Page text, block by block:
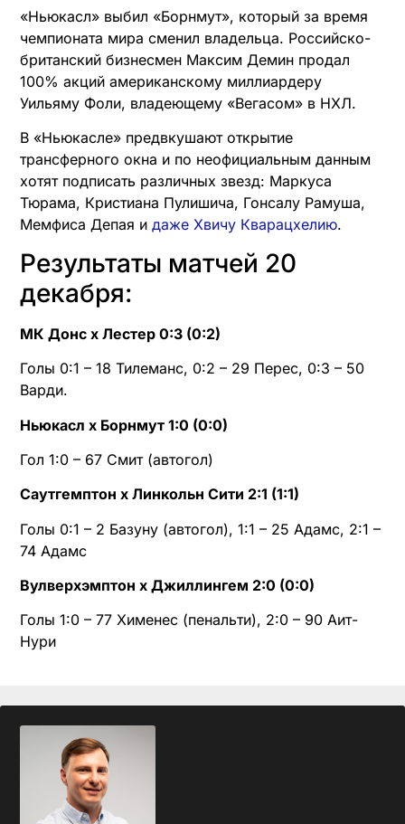
«Ньюкасл» выбил «Борнмут», который за время
чемпионата мира сменил владельца. Российско-
британский бизнесмен Максим Демин продал
100% акций американскому миллиардеру
Уильяму Фоли, владеющему «Вегасом» в НХЛ.
В «Ньюкасле» предвкушают открытие
трансферного окна и по неофициальным данным
хотят подписать различных звезд: Маркуса
Тюрама, Кристиана Пулишича, Гонсалу Рамуша,
Мемфиса Депая и даже Хвичу Кварацхелию.
Результаты матчей 20
декабря:
МК Донс х Лестер 0:3 (0:2)
Голы 0:1 – 18 Тилеманс, 0:2 – 29 Перес, 0:3 – 50
Варди.
Ньюкасл х Борнмут 1:0 (0:0)
Гол 1:0 – 67 Смит (автогол)
Саутгемптон х Линкольн Сити 2:1 (1:1)
Голы 0:1 – 2 Базуну (автогол), 1:1 – 25 Адамс, 2:1 –
74 Адамс
Вулверхэмптон х Джиллингем 2:0 (0:0)
Голы 1:0 – 77 Хименес (пенальти), 2:0 – 90 Аит-
Нури